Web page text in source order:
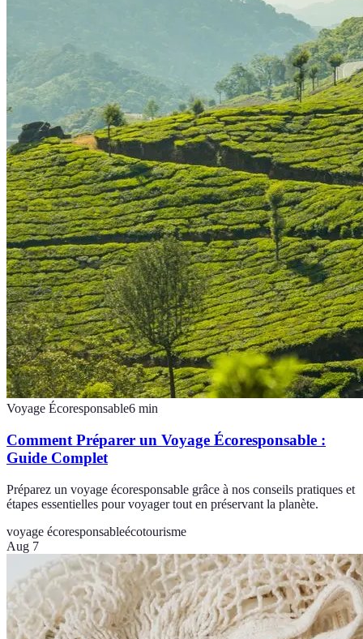
Voyage Écoresponsable6 min
Comment Préparer un Voyage Écoresponsable :
Guide Complet
Préparez un voyage écoresponsable grâce à nos conseils pratiques et
étapes essentielles pour voyager tout en préservant la planète.
voyage écoresponsableécotourisme
Aug 7